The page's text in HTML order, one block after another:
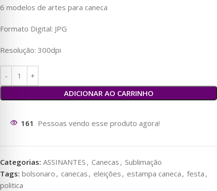
6 modelos de artes para caneca
Formato Digital: JPG
Resolução: 300dpi
ADICIONAR AO CARRINHO
165 Pessoas vendo esse produto agora!
Categorias: ASSINANTES , Canecas , Sublimação
Tags: bolsonaro , canecas , eleições , estampa caneca , festa ,
politica